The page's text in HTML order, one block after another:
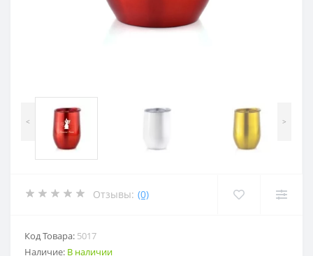
< >
Отзывы: (0)
Код Товара: 5017
Наличие: В наличии